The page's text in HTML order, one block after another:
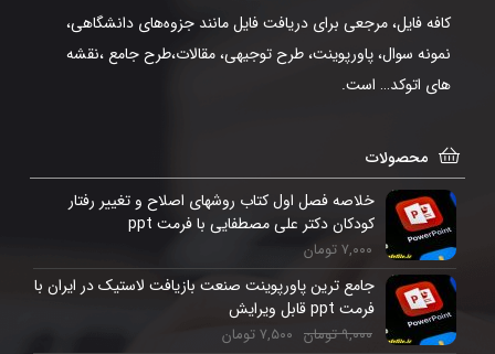
کافه فایل، مرجعی برای دریافت فایل مانند جزوه‌های دانشگاهی،
نمونه سوال، پاورپوینت، طرح توجیهی، مقالات،طرح جامع ،نقشه
های اتوکد… است.
محصولات
خلاصه فصل اول کتاب روشهای اصلاح و تغییر رفتار
کودکان دکتر علی مصطفایی با فرمت ppt
۷,۰۰۰تومان
جامع ترین پاورپوینت صنعت بازیافت لاستیک در ایران با
فرمت ppt قابل ویرایش
۹,۰۰۰تومان ۷,۵۰۰تومان